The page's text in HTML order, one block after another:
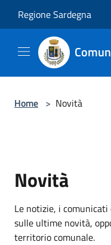
Regione Sardegna
Home > Novità
Novità
Le notizie, i
sulle ultime novità,
territorio comunale.